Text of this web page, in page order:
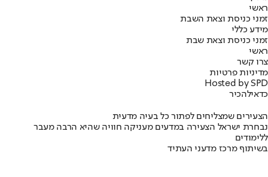
ראשי
זמני כניסת וצאת השבת
מידע כללי
זמני כניסת וצאת שבת
ראשי
צרו קשר
מדיניות פרטיות
Hosted by SPD
כדאילהכיר
הצעירים שמצליחים לפתור כל בעיה מדעית
נבחרת ישראל הצעירה במדעים מעניקה חוויה שהיא הרבה מעבר
ללימודים
בשיתוף מרכז מדעני העתיד